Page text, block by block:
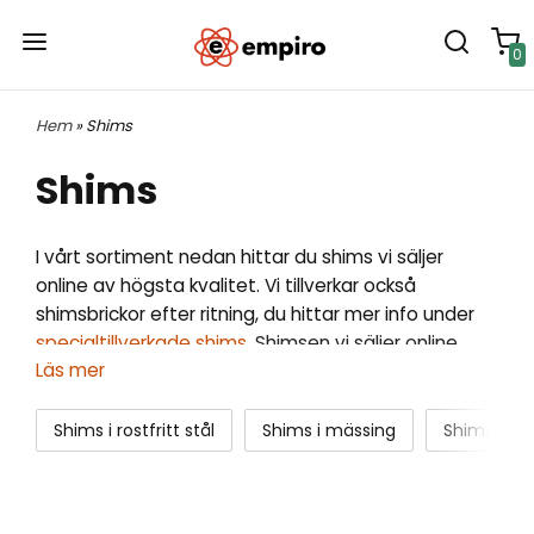
0
Hem» Shims
Shims
I vårt sortiment nedan hittar du shims vi säljer
online av högsta kvalitet. Vi tillverkar också
shimsbrickor efter ritning, du hittar mer info under
specialtillverkade shims Shimsen vi säljer online
säljsstyckvis och 10-pack
huvudkategorier av shims;laminerade shims,
massiva shimsochshims med svetsade blad. Mer
Läs mer
Shims i rostfritt stål Shims i mässing Shims